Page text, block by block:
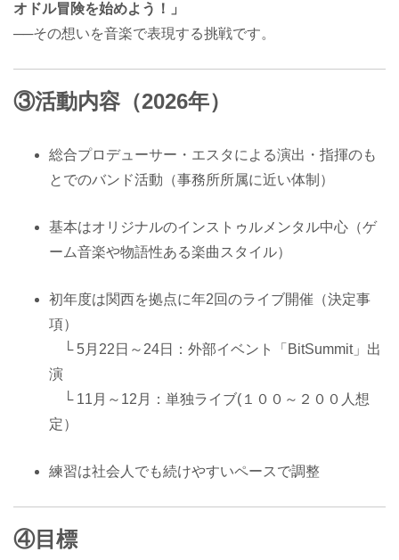
オドル冒険を始めよう！」
──その想いを音楽で表現する挑戦です。
③活動内容（2026年）
総合プロデューサー・エスタによる演出・指揮のも
とでのバンド活動（事務所所属に近い体制）
基本はオリジナルのインストゥルメンタル中心（ゲ
ーム音楽や物語性ある楽曲スタイル）
初年度は関西を拠点に年2回のライブ開催（決定事
項）
└ 5月22日～24日：外部イベント「BitSummit」出
演
└ 11月～12月：単独ライブ(１００～２００人想
定）
練習は社会人でも続けやすいペースで調整
④目標